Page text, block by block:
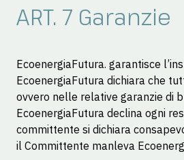
ART. 7 Garanzie
EcoenergiaFutura. garantisce
EcoenergiaFutura dichiara che
ovvero nelle relative garanzie di
EcoenergiaFutura declina ogni
committente si dichiara
il Committente manleva